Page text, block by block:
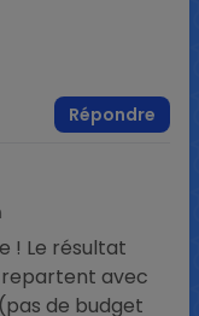
Répondre
! Le résultat
repartent avec
de budget